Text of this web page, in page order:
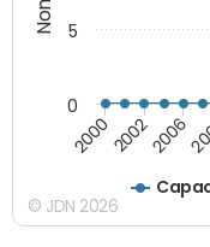
200020022006
0
5
© JDN 2026